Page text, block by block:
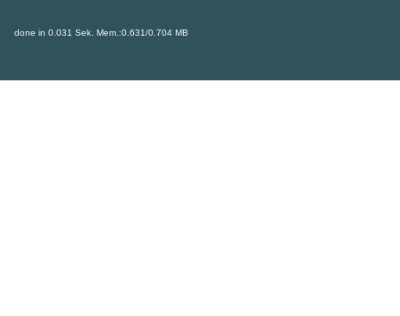
done in 0.031 Sek. Mem.:0.631/0.704 MB